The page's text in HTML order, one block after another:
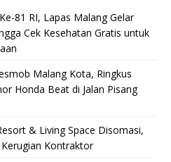
81 RI, Lapas Malang Gelar
Cek Kesehatan Gratis untuk
Malang Kota, Ringkus
Honda Beat di Jalan Pisang
& Living Space Disomasi,
Kontraktor